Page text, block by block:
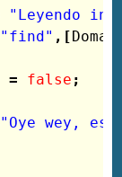
"Leyendo
"find" ,[
= false ;
"Oye wey,